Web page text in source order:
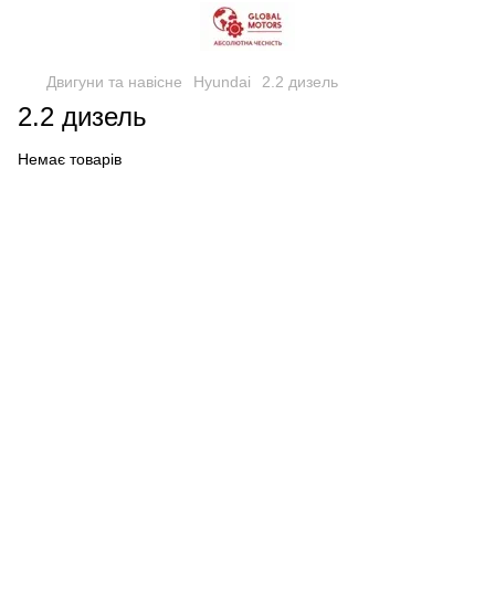
Двигуни та навісне Hyundai 2.2 дизель
2.2 дизель
Немає товарів